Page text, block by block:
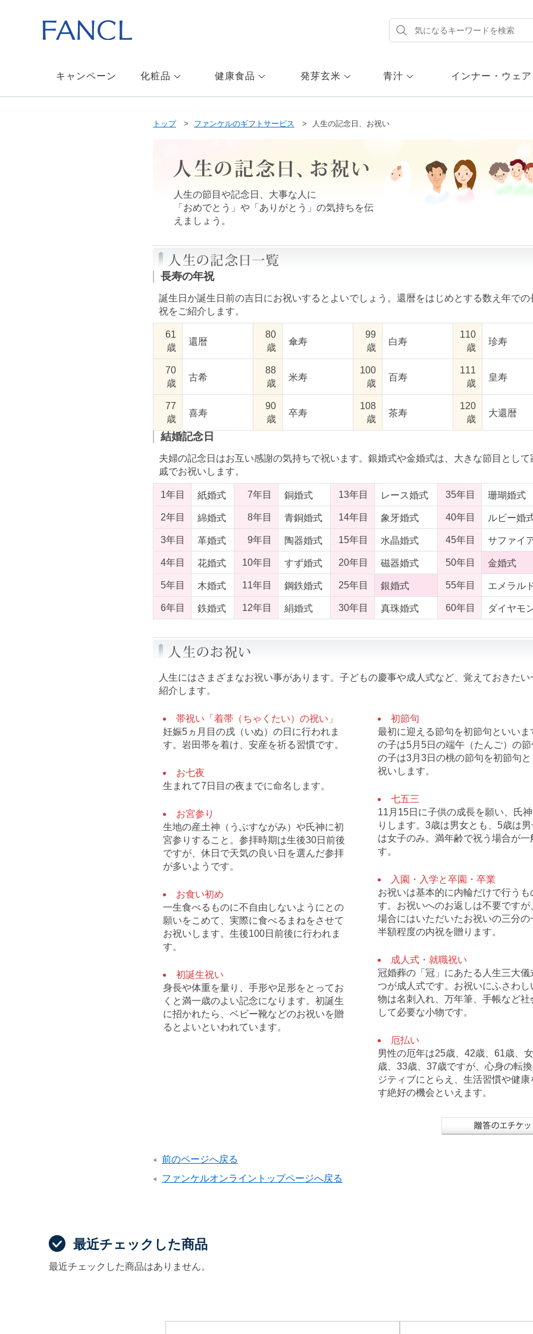
キャンペーン 化粧品 健康食品 発芽玄米 青汁 インナー・ウェア
トップ ファンケルのギフトサービス 人生の記念日、お祝い
人生の節目や記念日、大事な人に
「おめでとう」や「ありがとう」の気持ちを伝
えましょう。
長寿の年祝
誕生日か誕生日前の吉日にお祝いするとよいでしょう。還暦をはじめとする数え年での
祝をご紹介します。
61
歳
還暦
80
歳
傘寿
99
歳
白寿
110
歳
珍寿
70
歳
古希
88
歳
米寿
100
歳
百寿
111
歳
皇寿
77
歳
喜寿
90
歳
卒寿
108
歳
茶寿
120
歳
大還暦
結婚記念日
夫婦の記念日はお互い感謝の気持ちで祝います。銀婚式や金婚式は、大きな節目として
戚でお祝いします。
1年目 紙婚式 7年目 銅婚式 13年目 レース婚式 35年目 珊瑚婚式
2年目 綿婚式 8年目 青銅婚式 14年目 象牙婚式 40年目 ルビー婚
3年目 革婚式 9年目 陶器婚式 15年目 水晶婚式 45年目 サファイ
4年目 花婚式 10年目 すず婚式 20年目 磁器婚式 50年目 金婚式
5年目 木婚式 11年目 鋼鉄婚式 25年目 銀婚式 55年目 エメラル
6年目 鉄婚式 12年目 絹婚式 30年目 真珠婚式 60年目 ダイヤモ
人生にはさまざまなお祝い事があります。子どもの慶事や成人式など、覚えておきたい
紹介します。
帯祝い「着帯（ちゃくたい）の祝い」
妊娠5ヵ月目の戌（いぬ）の日に行われま
す。岩田帯を着け、安産を祈る習慣です。
お七夜
生まれて7日目の夜までに命名します。
お宮参り
生地の産土神（うぶすながみ）や氏神に初
宮参りすること。参拝時期は生後30日前後
ですが、休日で天気の良い日を選んだ参拝
が多いようです。
お食い初め
一生食べるものに不自由しないようにとの
願いをこめて、実際に食べるまねをさせて
お祝いします。生後100日前後に行われま
す。
初誕生祝い
身長や体重を量り、手形や足形をとってお
くと満一歳のよい記念になります。初誕生
に招かれたら、ベビー靴などのお祝いを贈
るとよいといわれています。
初節句
最初に迎える節句を初節句といいま
の子は5月5日の端午（たんご）の
の子は3月3日の桃の節句を初節句
祝いします。
七五三
11月15日に子供の成長を願い、氏
りします。3歳は男女とも、5歳は
は女子のみ。満年齢で祝う場合が一
す。
入園・入学と卒園・卒業
お祝いは基本的に内輪だけで行うも
す。お祝いへのお返しは不要ですが
場合にはいただいたお祝いの三分の
半額程度の内祝を贈ります。
成人式・就職祝い
冠婚葬の「冠」にあたる人生三大儀
つが成人式です。お祝いにふさわし
物は名刺入れ、万年筆、手帳など社
して必要な小物です。
厄払い
男性の厄年は25歳、42歳、61歳、
歳、33歳、37歳ですが、心身の転
ジティブにとらえ、生活習慣や健康
す絶好の機会といえます。
前のページへ戻る
ファンケルオンライントップページへ戻る
最近チェックした商品
最近チェックした商品はありません。